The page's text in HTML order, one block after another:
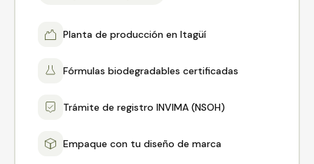
Planta de producción en Itagüí
Fórmulas biodegradables certificadas
Trámite de registro INVIMA (NSOH)
Empaque con tu diseño de marca